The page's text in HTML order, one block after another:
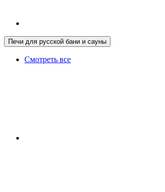
Печи для русской бани и сауны
Смотреть все